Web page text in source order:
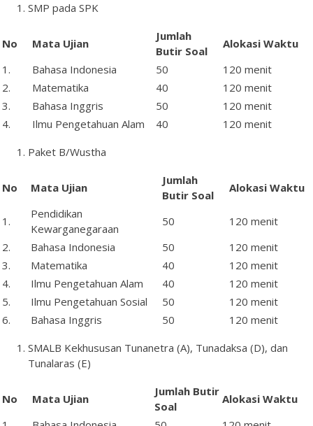
SMP pada SPK
No Mata Ujian
Jumlah
Butir Soal
Alokasi Waktu
1.
Bahasa Indonesia 50
120 menit
2.
Matematika 40
120 menit
3.
Bahasa Inggris 50
120 menit
4.
Ilmu Pengetahuan Alam 40
120 menit
Paket B/Wustha
No Mata Ujian
Jumlah
Butir Soal
Alokasi Waktu
1.
Pendidikan
Kewarganegaraan
50
120 menit
2.
Bahasa Indonesia 50
120 menit
3.
Matematika 40
120 menit
4.
Ilmu Pengetahuan Alam 40
120 menit
5.
Ilmu Pengetahuan Sosial 50
120 menit
6.
Bahasa Inggris 50
120 menit
SMALB Kekhususan Tunanetra (A), Tunadaksa (D), dan
Tunalaras (E)
No Mata Ujian
Jumlah Butir
Soal
Alokasi Waktu